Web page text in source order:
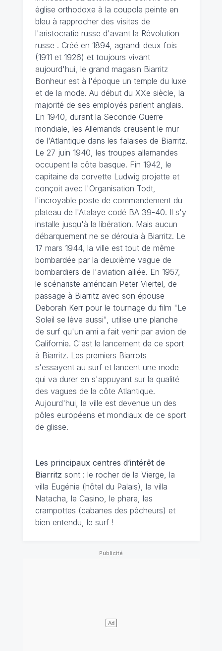
église orthodoxe à la coupole peinte en
bleu à rapprocher des visites de
l'aristocratie russe d'avant la Révolution
russe . Créé en 1894, agrandi deux fois
(1911 et 1926) et toujours vivant
aujourd'hui, le grand magasin Biarritz
Bonheur est à l'époque un temple du luxe
et de la mode. Au début du XXe siècle, la
majorité de ses employés parlent anglais.
En 1940, durant la Seconde Guerre
mondiale, les Allemands creusent le mur
de l'Atlantique dans les falaises de Biarritz.
Le 27 juin 1940, les troupes allemandes
occupent la côte basque. Fin 1942, le
capitaine de corvette Ludwig projette et
conçoit avec l'Organisation Todt,
l'incroyable poste de commandement du
plateau de l'Atalaye codé BA 39-40. Il s'y
installe jusqu'à la libération. Mais aucun
débarquement ne se déroula à Biarritz. Le
17 mars 1944, la ville est tout de même
bombardée par la deuxième vague de
bombardiers de l'aviation alliée. En 1957,
le scénariste américain Peter Viertel, de
passage à Biarritz avec son épouse
Deborah Kerr pour le tournage du film "Le
Soleil se lève aussi", utilise une planche
de surf qu'un ami a fait venir par avion de
Californie. C'est le lancement de ce sport
à Biarritz. Les premiers Biarrots
s'essayent au surf et lancent une mode
qui va durer en s'appuyant sur la qualité
des vagues de la côte Atlantique.
Aujourd'hui, la ville est devenue un des
pôles européens et mondiaux de ce sport
de glisse.
Les principaux centres d’intérêt de
Biarritz sont : le rocher de la Vierge, la
villa Eugénie (hôtel du Palais), la villa
Natacha, le Casino, le phare, les
crampottes (cabanes des pêcheurs) et
bien entendu, le surf !